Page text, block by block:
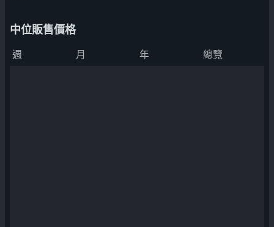
中位販售價格
週 月 年 總覽